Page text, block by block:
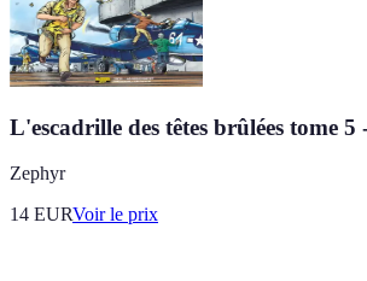
L'escadrille des têtes brûlées tome
Zephyr
14 EURVoir le prix